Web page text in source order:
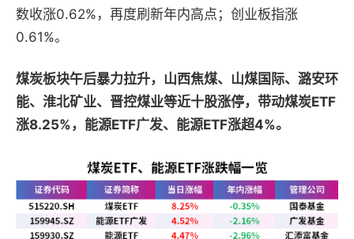
数收涨0.62%，再度刷新年内高点；创业板指涨
0.61%。
煤炭板块午后暴力拉升，山西焦煤、山煤国际、潞安环
能、淮北矿业、晋控煤业等近十股涨停，带动煤炭ETF
涨8.25%，能源ETF广发、能源ETF涨超4%。